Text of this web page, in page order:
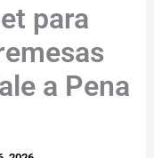
para
a Pena